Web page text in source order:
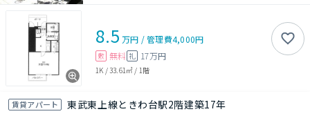
8.5 万円 /管理費4,000円
敷 無料 礼 17万円
1K /33.61㎡ / 1階
賃貸アパート 東武東上線ときわ台駅2階建築17年